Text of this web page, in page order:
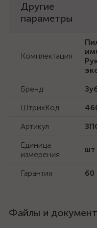
Другие
параметры
Комплектация
Бренд
ШтрихКод
Артикул
Единица
измерения
шт
Гарантия 60
Файлы и